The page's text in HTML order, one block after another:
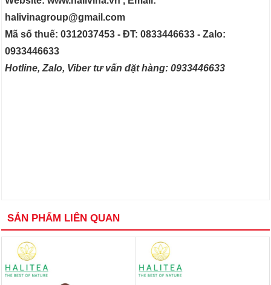
halivinagroup@gmail.com
Mã số thuế: 0312037453 - ĐT: 0833446633 - Zalo:
0933446633
Hotline, Zalo, Viber tư vấn đặt hàng: 0933446633
SẢN PHẨM LIÊN QUAN